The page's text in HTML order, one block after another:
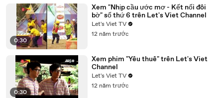
0:30
Xem "Nhịp cầu ước mơ - Kết nối đôi
bờ" số thứ 6 trên Let's Viet Channel
Let's Viet TV
12 năm trước
0:30
Xem phim "Yêu thuê" trên Let's Viet
Channel
Let's Viet TV
12 năm trước